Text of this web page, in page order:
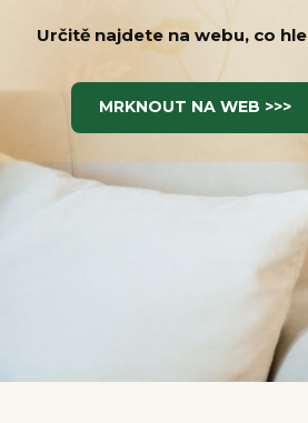
Určitě najdete na webu, co
MRKNOUT NA WEB >>>